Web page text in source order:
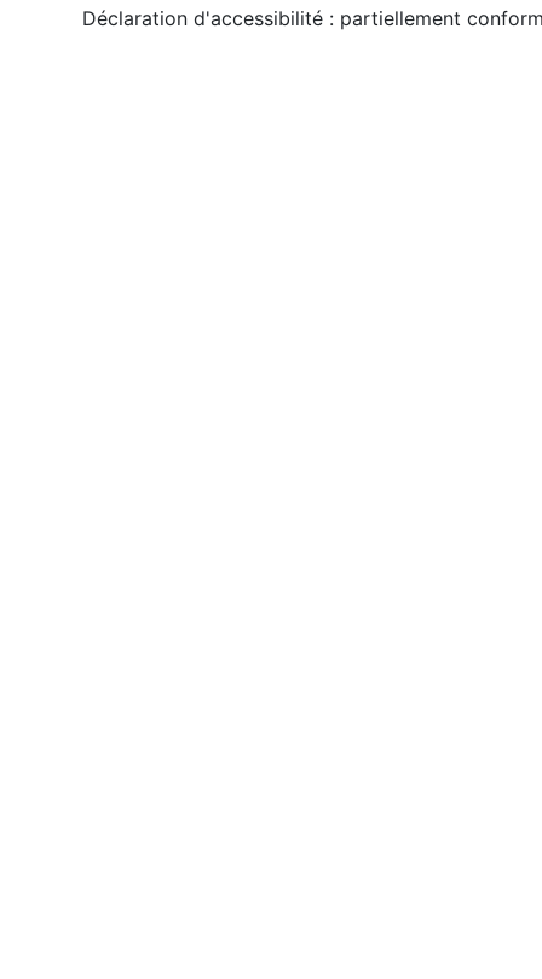
Déclaration d'accessibilité : partiellement